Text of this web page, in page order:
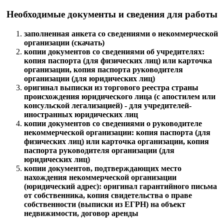
Необходимые документы и сведения для работы
заполненная анкета со сведениями о некоммерческой
организации (скачать)
копии документов со сведениями об учредителях:
копия паспорта (для физических лиц) или карточка
организации, копия паспорта руководителя
организации (для юридических лиц)
оригинал выписки из торгового реестра страны
происхождения юридического лица (с апостилем или
консульской легализацией) - для учредителей-
иностранных юридических лиц
копии документов со сведениями о руководителе
некоммерческой организации: копия паспорта (для
физических лиц) или карточка организации, копия
паспорта руководителя организации (для
юридических лиц)
копии документов, подтверждающих место
нахождения некоммерческой организации
(юридический адрес): оригинал гарантийного письма
от собственника, копия свидетельства о праве
собственности (выписки из ЕГРН) на объект
недвижимости, договор аренды